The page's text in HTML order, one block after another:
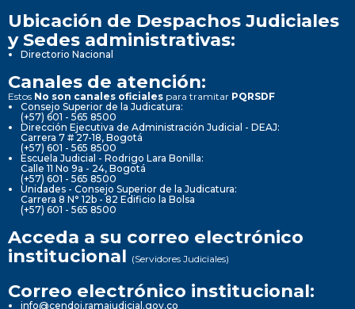
Ubicación de Despachos Judiciales
y Sedes administrativas:
Directorio Nacional
Canales de atención:
Estos No son canales oficiales para tramitar PQRSDF
Consejo Superior de la Judicatura:
(+57) 601 - 565 8500
Dirección Ejecutiva de Administración Judicial - DEAJ:
Carrera 7 # 27-18, Bogotá
(+57) 601 - 565 8500
Escuela Judicial - Rodrigo Lara Bonilla:
Calle 11 No 9a - 24, Bogotá
(+57) 601 - 565 8500
Unidades - Consejo Superior de la Judicatura:
Carrera 8 N° 12b - 82 Edificio la Bolsa
(+57) 601 - 565 8500
Acceda a su correo electrónico
institucional (Servidores Judiciales)
Correo electrónico institucional:
info@cendoj.ramajudicial.gov.co